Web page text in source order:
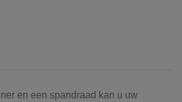
en een spandraad kan u uw